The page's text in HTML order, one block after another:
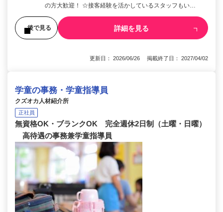
の方大歓迎！ ☆接客経験を活かしているスタッフもい…
後で見る 詳細を見る
更新日： 2026/06/26 掲載終了日： 2027/04/02
学童の事務・学童指導員
クズオカ人材紹介所
正社員
無資格OK・ブランクOK 完全週休2日制（土曜・日曜）
高待遇の事務兼学童指導員